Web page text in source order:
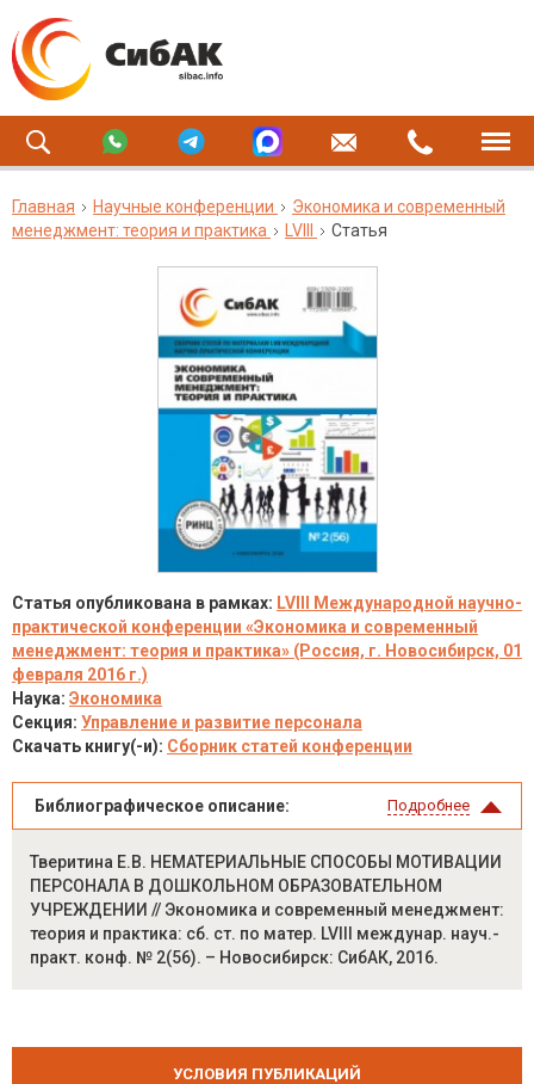
Главная Научные конференции
Экономика и современный
менеджмент: теория и практика
LVIII Статья
Статья опубликована в рамках: LVIII Международной научно-
практической конференции «Экономика и современный
менеджмент: теория и практика» (Россия, г. Новосибирск, 01
февраля 2016 г.)
Наука: Экономика
Секция: Управление и развитие персонала
Скачать книгу(-и): Сборник статей конференции
Библиографическое описание: Подробнее
Тверитина Е.В. НЕМАТЕРИАЛЬНЫЕ СПОСОБЫ МОТИВАЦИИ
ПЕРСОНАЛА В ДОШКОЛЬНОМ ОБРАЗОВАТЕЛЬНОМ
УЧРЕЖДЕНИИ // Экономика и современный менеджмент:
теория и практика: сб. ст. по матер. LVIII междунар. науч.-
практ. конф. № 2(56). – Новосибирск: СибАК, 2016.
УСЛОВИЯ ПУБЛИКАЦИЙ